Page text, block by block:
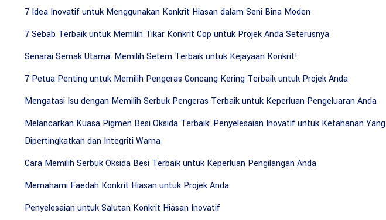
7 Idea Inovatif untuk Menggunakan Konkrit Hiasan dalam Seni Bina Moden
7 Sebab Terbaik untuk Memilih Tikar Konkrit Cop untuk Projek Anda Seterusnya
Senarai Semak Utama: Memilih Setem Terbaik untuk Kejayaan Konkrit!
7 Petua Penting untuk Memilih Pengeras Goncang Kering Terbaik untuk Projek Anda
Mengatasi Isu dengan Memilih Serbuk Pengeras Terbaik untuk Keperluan Pengeluaran Anda
Melancarkan Kuasa Pigmen Besi Oksida Terbaik: Penyelesaian Inovatif untuk Ketahanan Yang
Dipertingkatkan dan Integriti Warna
Cara Memilih Serbuk Oksida Besi Terbaik untuk Keperluan Pengilangan Anda
Memahami Faedah Konkrit Hiasan untuk Projek Anda
Penyelesaian untuk Salutan Konkrit Hiasan Inovatif